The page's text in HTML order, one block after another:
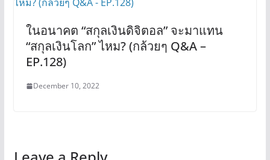
ในอนาคต “สกุลเงินดิจิตอล” จะมาแทน
“สกุลเงินโลก” ไหม? (กล้วยๆ Q&A –
EP.128)
December 10, 2022